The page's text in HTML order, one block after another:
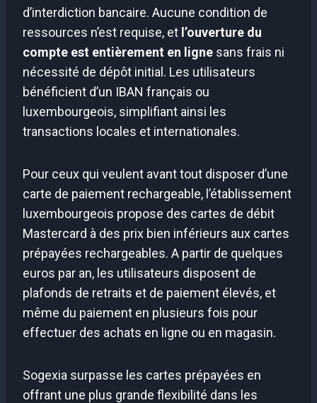
d’interdiction bancaire. Aucune condition de
ressources n’est requise, et l’ouverture du
compte est entièrement en ligne sans frais ni
nécessité de dépôt initial. Les utilisateurs
bénéficient d’un IBAN français ou
luxembourgeois, simplifiant ainsi les
transactions locales et internationales.
Pour ceux qui veulent avant tout disposer d’une
carte de paiement rechargeable, l’établissement
luxembourgeois propose des cartes de débit
Mastercard à des prix bien inférieurs aux cartes
prépayées rechargeables. A partir de quelques
euros par an, les utilisateurs disposent de
plafonds de retraits et de paiement élevés, et
même du paiement en plusieurs fois pour
effectuer des achats en ligne ou en magasin.
Sogexia surpasse les cartes prépayées en
offrant une plus grande flexibilité dans les